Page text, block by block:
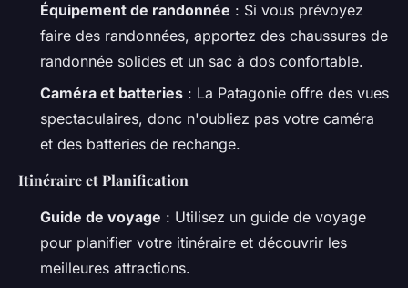
Équipement de randonnée : Si vous prévoyez
faire des randonnées, apportez des chaussures de
randonnée solides et un sac à dos confortable.
Caméra et batteries : La Patagonie offre des vues
spectaculaires, donc n'oubliez pas votre caméra
et des batteries de rechange.
Itinéraire et Planification
Guide de voyage : Utilisez un guide de voyage
pour planifier votre itinéraire et découvrir les
meilleures attractions.